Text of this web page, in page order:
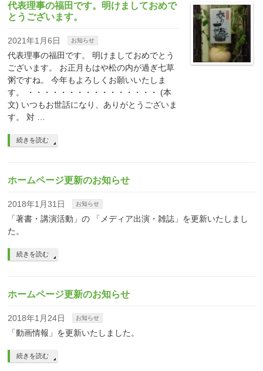
代表理事の福田です。明けましておめで
とうございます。
2021年1月6日 お知らせ
代表理事の福田です。 明けましておめでとう
ございます。 お正月もはや松の内が過ぎ七草
粥ですね。 今年もよろしくお願いいたしま
す。 ・・・・・・・・・・・・・・・・ (本
文) いつもお世話になり、ありがとうございま
す。 対 …
続きを読む
ホームページ更新のお知らせ
2018年1月31日 お知らせ
「著書・講演活動」の 「メディア出演・雑誌」を更新いたしまし
た。
続きを読む
ホームページ更新のお知らせ
2018年1月24日 お知らせ
「動画情報」を更新いたしました。
続きを読む